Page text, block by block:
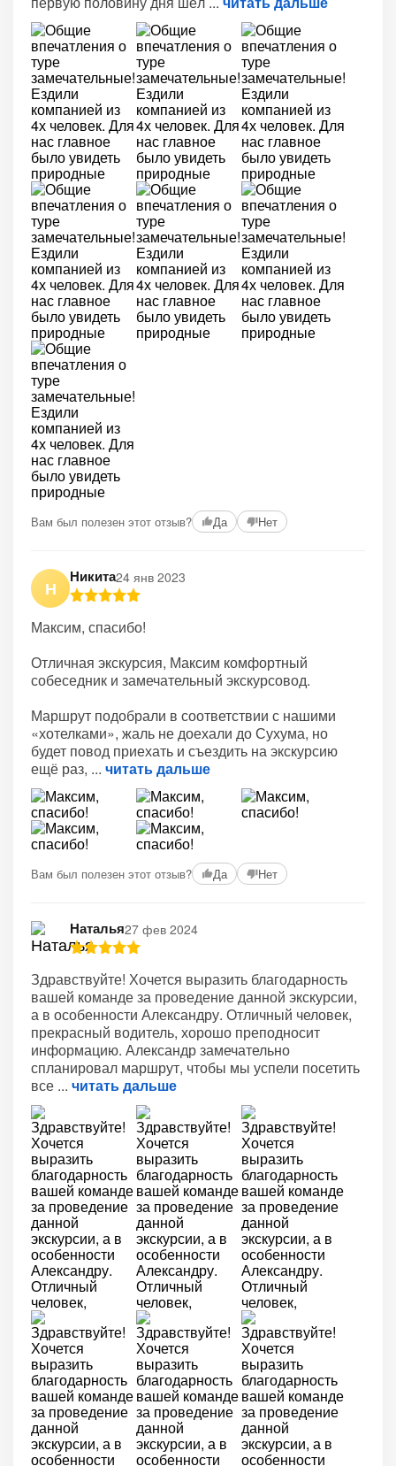
Вам был полезен этот отзыв? Да Нет
Н
Никита24 янв 2023
Максим, спасибо!
Отличная экскурсия, Максим комфортный
собеседник и замечательный экскурсовод.
Маршрут подобрали в соответствии с нашими
«хотелками», жаль не доехали до Сухума, но
будет повод приехать и съездить на экскурсию
ещё раз,
читать дальше
Вам был полезен этот отзыв? Да Нет
Наталья27 фев 2024
Здравствуйте! Хочется выразить благодарность
вашей команде за проведение данной экскурсии,
а в особенности Александру. Отличный человек,
прекрасный водитель, хорошо преподносит
информацию. Александр замечательно
спланировал маршрут, чтобы мы успели посетить
все
читать дальше